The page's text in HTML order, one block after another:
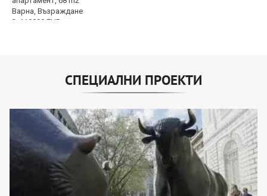
СПЕЦИАЛНИ ПРОЕКТИ